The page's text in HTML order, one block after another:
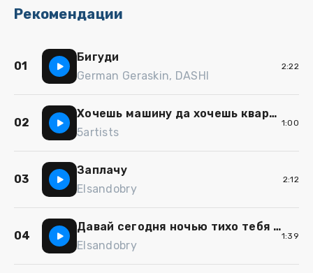
Рекомендации
01
Бигуди
German Geraskin, DASHI
2:22
02
Хочешь машину да хочешь квартиру да
5artists
1:00
03
Заплачу
Elsandobry
2:12
04
Давай сегодня ночью тихо тебя украду
Elsandobry
1:39